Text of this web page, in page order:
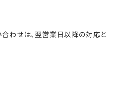
わせは、翌営業日以降の対応と